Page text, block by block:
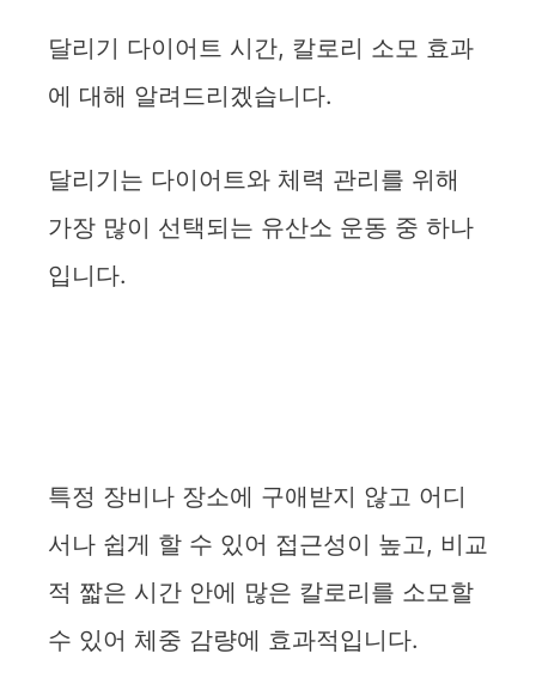
달리기 다이어트 시간, 칼로리 소모 효과
에 대해 알려드리겠습니다.
달리기는 다이어트와 체력 관리를 위해
가장 많이 선택되는 유산소 운동 중 하나
입니다.
특정 장비나 장소에 구애받지 않고 어디
서나 쉽게 할 수 있어 접근성이 높고, 비교
적 짧은 시간 안에 많은 칼로리를 소모할
수 있어 체중 감량에 효과적입니다.